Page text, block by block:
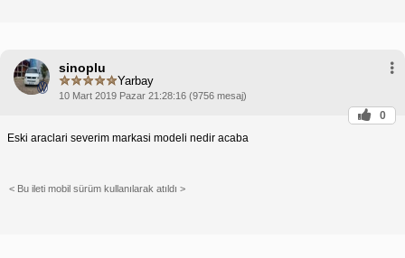
sinoplu
Yarbay
10 Mart 2019 Pazar 21:28:16 (9756 mesaj)
0
Eski araclari severim markasi modeli nedir acaba
< Bu ileti mobil sürüm kullanılarak atıldı >